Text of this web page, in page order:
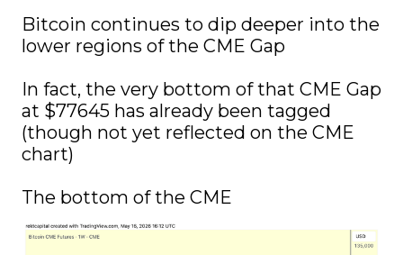
Bitcoin continues to dip deeper into the
lower regions of the CME Gap
In fact, the very bottom of that CME Gap
at $77645 has already been tagged
(though not yet reflected on the CME
chart)
The bottom of the CME